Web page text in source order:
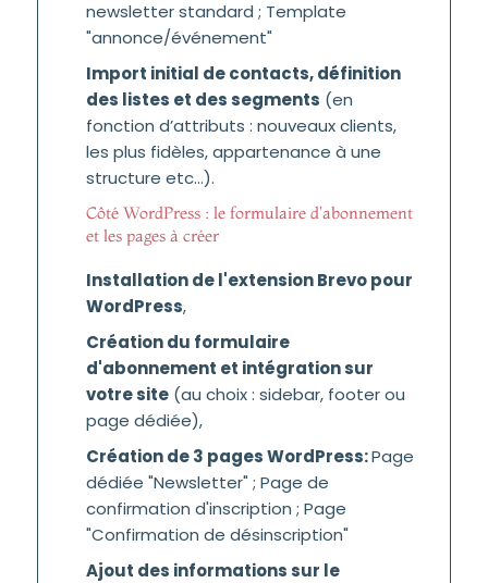
newsletter standard ; Template
"annonce/événement"
Import initial de contacts, définition
des listes et des segments (en
fonction d’attributs : nouveaux clients,
les plus fidèles, appartenance à une
structure etc…).
Côté WordPress : le formulaire d'abonnement
et les pages à créer
Installation de l'extension Brevo pour
WordPress,
Création du formulaire
d'abonnement et intégration sur
votre site (au choix : sidebar, footer ou
page dédiée),
Création de 3 pages WordPress:Page
dédiée "Newsletter" ; Page de
confirmation d'inscription ; Page
"Confirmation de désinscription"
Ajout des informations sur le